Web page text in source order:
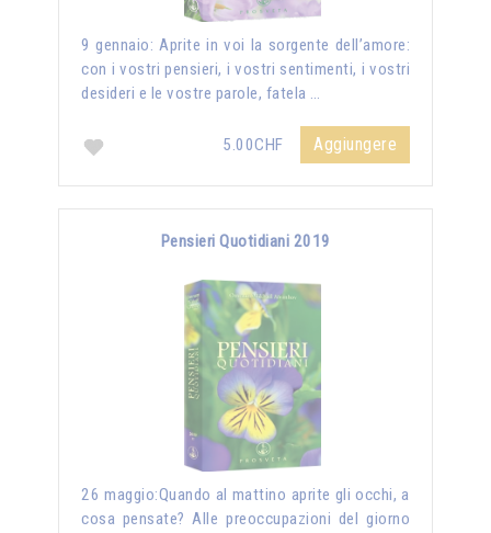
9 gennaio: Aprite in voi la sorgente dell’amore:
con i vostri pensieri, i vostri sentimenti, i vostri
desideri e le vostre parole, fatela …
5.00CHF Aggiungere
Pensieri Quotidiani 2019
26 maggio:Quando al mattino aprite gli occhi, a
cosa pensate? Alle preoccupazioni del giorno